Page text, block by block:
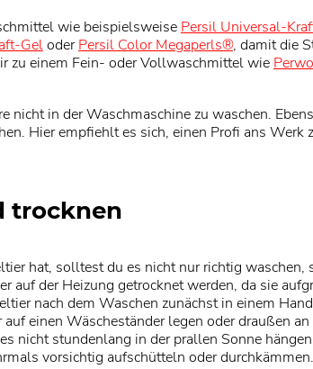
wie beispielsweise Persil Universal-
GeloderPersil Color Megaperls®, damit die
zu einem Fein- oder Vollwaschmittel wie
nicht in der Waschmaschine zu waschen.
Hier empfiehlt es sich, einen Profi ans Werk
trocknen
hat, solltest du es nicht nur richtig waschen,
auf der Heizung getrocknet werden, da sie
nach dem Waschen zunächst in einem
einen Wäscheständer legen oder draußen
nicht stundenlang in der prallen Sonne
vorsichtig aufschütteln oder